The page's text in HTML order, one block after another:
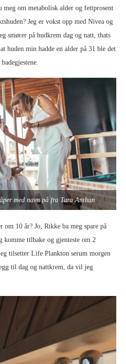
om metabolisk alder og fettprosent
Jeg er vokst opp med Nivea og
smører på hudkrem dag og natt, thats
huden min hadde en alder på 31 ble det
med navn på fra Tara Anthun
om 10 år? Jo, Rikke ba meg spare på
komme tilbake og gjenteste om 2
tilsetter Life Plankton serum morgen
til dag og nattkrem, da vil jeg